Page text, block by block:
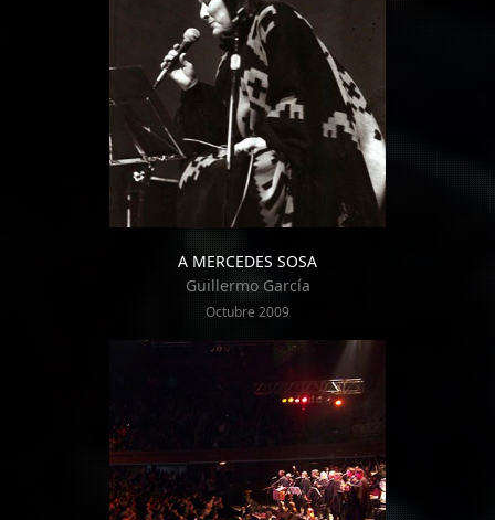
A MERCEDES SOSA
Guillermo García
Octubre 2009